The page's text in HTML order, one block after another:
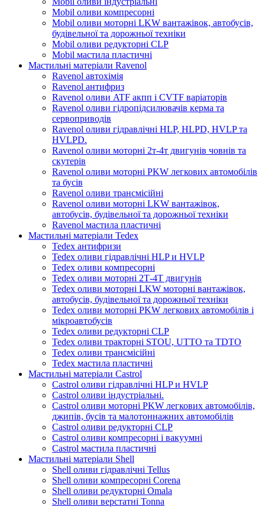
Mobil оливи компресорні
Mobil оливи моторні LKW вантажівок, автобусів,
будівельної та дорожньої техніки
Mobil оливи редукторні CLP
Mobil мастила пластичні
Мастильні матеріали Ravenol
Ravenol автохімія
Ravenol антифриз
Ravenol оливи ATF акпп і CVTF варіаторів
Ravenol оливи гідропідсилювачів керма та
сервоприводів
Ravenol оливи гідравлічні HLP, HLPD, HVLP та
HVLPD.
Ravenol оливи моторні 2т-4т двигунів човнів та
скутерів
Ravenol оливи моторні PKW легкових автомобілів
та бусів
Ravenol оливи трансмісійні
Ravenol оливи моторні LKW вантажівок,
автобусів, будівельної та дорожньої техніки
Ravenol мастила пластичні
Мастильні матеріали Tedex
Tedex антифризи
Tedex оливи гідравлічні HLP и HVLP
Tedex оливи компресорні
Tedex оливи моторні 2Т-4Т двигунів
Tedex оливи моторні LKW моторні вантажівок,
автобусів, будівельної та дорожньої техніки
Tedex оливи моторні PKW легкових автомобілів і
мікроавтобусів
Tedex оливи редукторні CLP
Tedex оливи тракторні STOU, UTTO та TDTO
Tedex оливи трансмісійні
Tedex мастила пластичні
Мастильні матеріали Castrol
Castrol оливи гідравлічні HLP и HVLP
Castrol оливи індустріальні.
Castrol оливи моторні PKW легкових автомобілів,
джипів, бусів та малотоннажних автомобілів
Castrol оливи редукторні CLP
Castrol оливи компресорні і вакуумні
Castrol мастила пластичні
Мастильні матеріали Shell
Shell оливи гідравлічні Tellus
Shell оливи компресорні Corena
Shell оливи редукторні Omala
Shell оливи верстатні Tonna